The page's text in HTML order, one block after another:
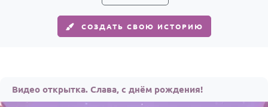
СОЗДАТЬ СВОЮ ИСТОРИЮ
Видео открытка. Слава, с днём рождения!